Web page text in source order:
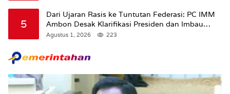
5
Dari Ujaran Rasis ke Tuntutan Federasi: PC IMM
Ambon Desak Klarifikasi Presiden dan Imbau
Tunda Pengibaran Bendera Merah Putih Di
Agustus 1, 2026 223